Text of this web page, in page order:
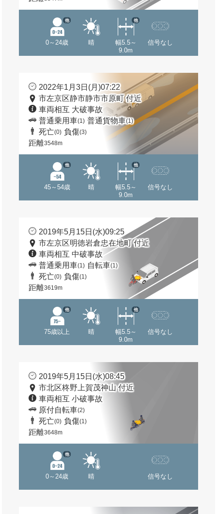
0～24歳
他
晴
幅5.5～
9.0m
他
信号なし
2022年1月3日(月)07:22
市左京区静市静市市原町 付近
車両相互 大破事故
普通乗用車(1) 普通貨物車(1)
死亡(0) 負傷(3)
距離3548m
45～54歳
他
晴
幅5.5～
9.0m
他
信号なし
2019年5月15日(水)09:25
市左京区明徳岩倉忠在地町 付近
車両相互 中破事故
普通乗用車(1) 自転車(1)
死亡(0) 負傷(1)
距離3619m
75歳以上
他
晴
幅5.5～
9.0m
他
信号なし
2019年5月15日(水)08:45
市北区柊野上賀茂神山 付近
車両相互 小破事故
原付自転車(2)
死亡(0) 負傷(1)
距離3648m
0～24歳
他
晴 信号なし